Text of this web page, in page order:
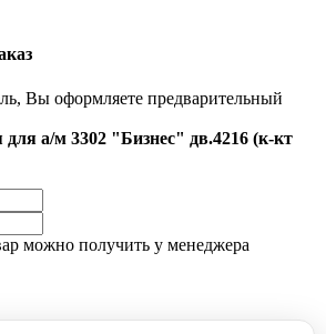
Вы оформляете предварительный
для а/м 3302 "Бизнес" дв.4216 (к-кт
можно получить у менеджера